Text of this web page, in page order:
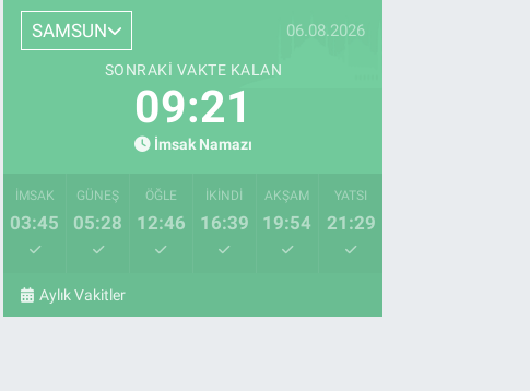
SAMSUN 06.08.2026
SONRAKI VAKTE KALAN
09:20
İmsak Namazı
İMSAK
03:45
GÜNEŞ
05:28
ÖĞLE
12:46
İKINDI
16:39
AKŞAM
19:54
YATSI
21:29
Aylık Vakitler